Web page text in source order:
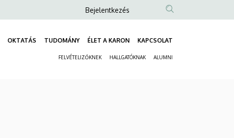
Anonim
fiók
menüje
Bejelentkezés
OKTATÁS TUDOMÁNY ÉLET A KARON KAPCSOLAT
FELVÉTELIZŐKNEK HALLGATÓKNAK ALUMNI